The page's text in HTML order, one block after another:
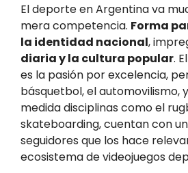
El deporte en Argentina va
mera competencia. Forma
la identidad nacional,
diaria y la cultura popular.
es la pasión por excelencia,
básquetbol, el automovilismo,
medida disciplinas como el
skateboarding, cuentan con
seguidores que los hace
ecosistema de videojuegos